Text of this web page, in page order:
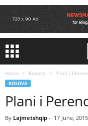
Home Kosova Plani i
KOSOVA
Plani i
By Lajmetshqip - 17 June, 2015